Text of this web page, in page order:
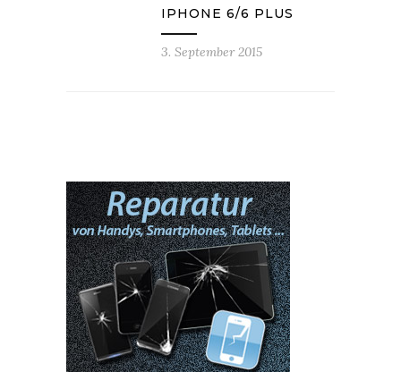
IPHONE 6/6 PLUS
3. September 2015